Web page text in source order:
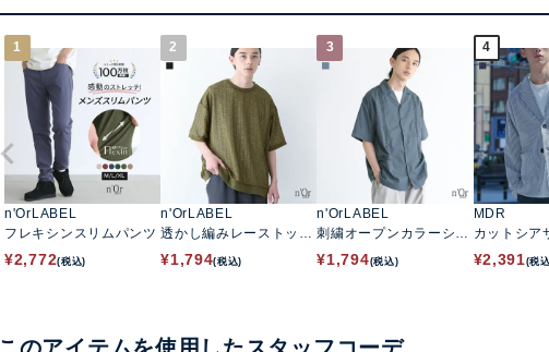
1
n'OrLABEL
フレキシンスリムパンツ
¥2,772(税込)
2
n'OrLABEL
透かし編みレーストップ
ス
¥1,794(税込)
3
n'OrLABEL
刺繍オープンカラーシャ
ツ
¥1,794(税込)
4
MDR
カットシア
ラードジャ
¥2,391(税